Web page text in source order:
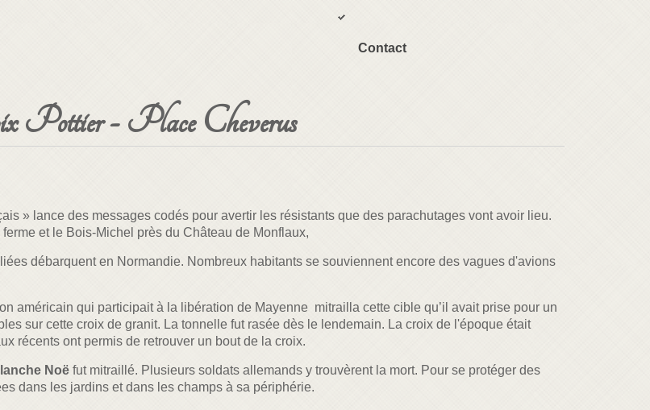
Contact
Pottier - Place Cheverus
» lance des messages codés pour avertir les résistants que des parachutages vont avoir lieu.
et le Bois-Michel près du Château de Monflaux,
débarquent en Normandie. Nombreux habitants se souviennent encore des vagues d'avions
américain qui participait à la libération de Mayenne mitrailla cette cible qu’il avait prise pour un
sur cette croix de granit. La tonnelle fut rasée dès le lendemain. La croix de l'époque était
récents ont permis de retrouver un bout de la croix.
Noë fut mitraillé. Plusieurs soldats allemands y trouvèrent la mort. Pour se protéger des
dans les jardins et dans les champs à sa périphérie.